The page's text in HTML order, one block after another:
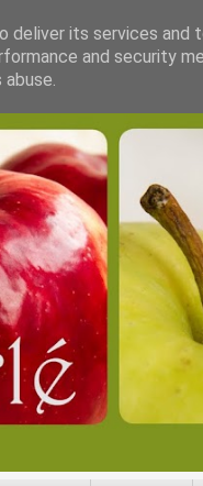
its services and
and security